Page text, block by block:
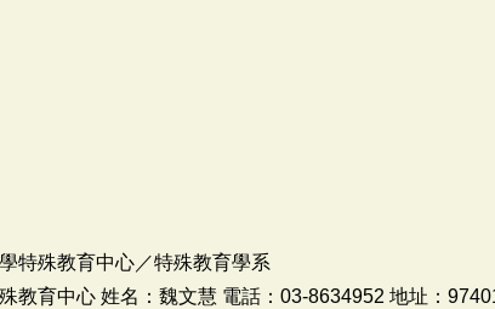
特殊教育中心／特殊教育學系
教育中心 姓名：魏文慧 電話：03-8634952 地址：